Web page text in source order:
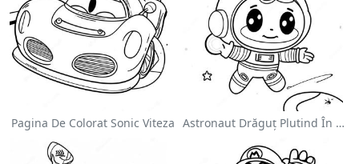
Pagina De Colorat Sonic Viteza Astronaut Drăguț Plutind În Spațiu - Pagina De Colorat